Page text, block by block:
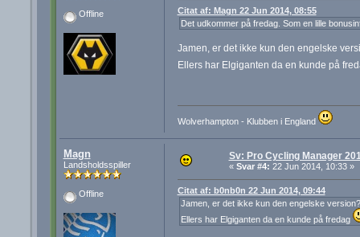
Offline
Citat af: Magn 22 Jun 2014, 08:55
Det udkommer på fredag. Som en lille
Jamen, er det ikke kun den engelske
Ellers har Elgiganten da en kunde på
Wolverhampton - Klubben i England
Magn
Landsholdsspiller
Offline
Sv: Pro Cycling Manager
« Svar #4: 22 Jun 2014, 10:33 »
Citat af: b0nb0n 22 Jun 2014, 09:44
Jamen, er det ikke kun den engelske version?
Ellers har Elgiganten da en kunde på fredag